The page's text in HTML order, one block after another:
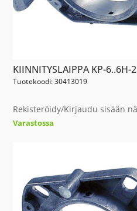
KIINNITYSLAIPPA KP-6..6H-
Tuotekoodi: 30413019
Rekisteröidy/Kirjaudu sisään
Varastossa